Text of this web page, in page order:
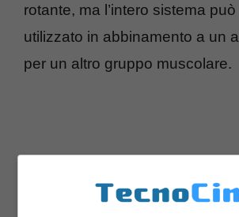
rotante, ma l’intero sistema
utilizzato in abbinamento a un
per un altro gruppo muscolare.